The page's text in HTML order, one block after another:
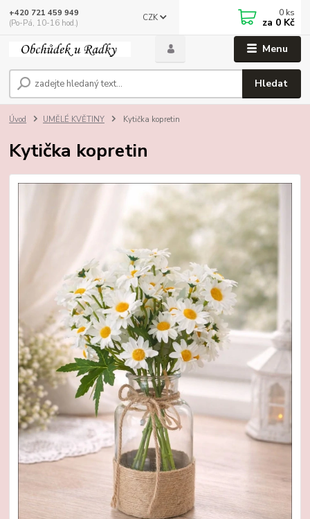
Menu
CZK
Hledat
+420 721 459 949
(Po-Pá, 10-16 hod.)
0 ks
za 0 Kč
Úvod UMĚLÉ KVĚTINY Kytička kopretin
Kytička kopretin